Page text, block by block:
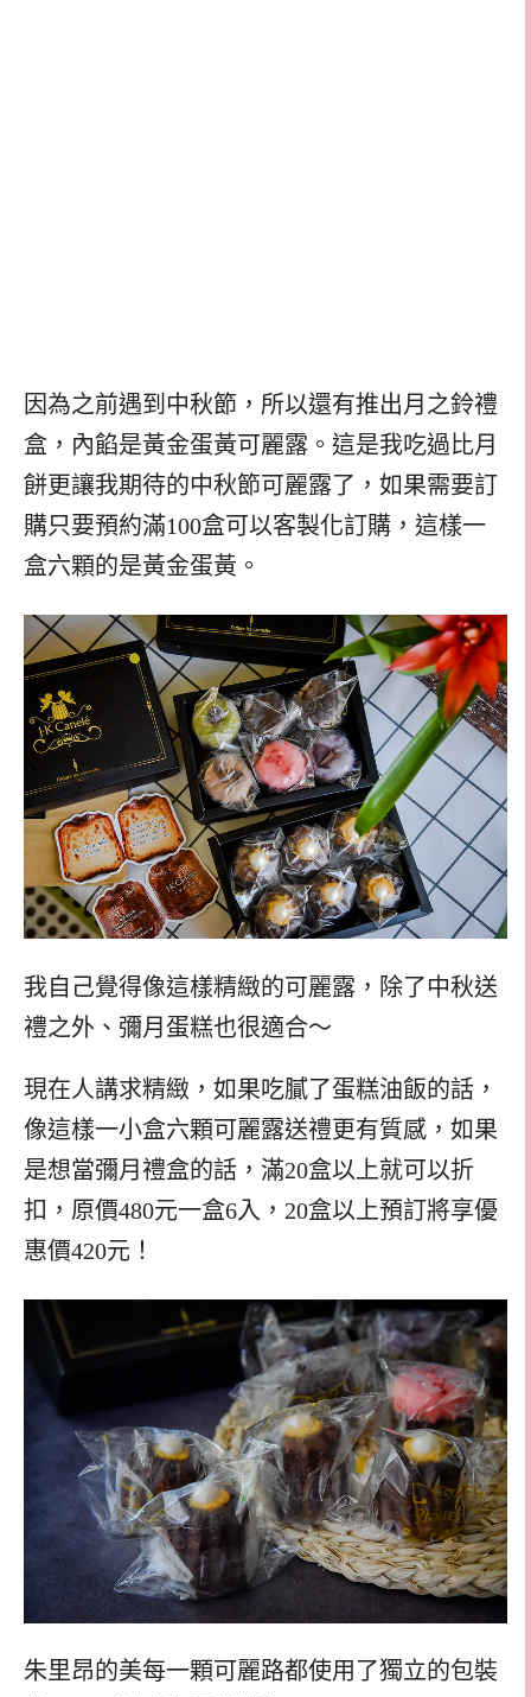
因為之前遇到中秋節，所以還有推出月之鈴禮
盒，內餡是黃金蛋黃可麗露。這是我吃過比月
餅更讓我期待的中秋節可麗露了，如果需要訂
購只要預約滿100盒可以客製化訂購，這樣一
盒六顆的是黃金蛋黃。
我自己覺得像這樣精緻的可麗露，除了中秋送
禮之外、彌月蛋糕也很適合～
現在人講求精緻，如果吃膩了蛋糕油飯的話，
像這樣一小盒六顆可麗露送禮更有質感，如果
是想當彌月禮盒的話，滿20盒以上就可以折
扣，原價480元一盒6入，20盒以上預訂將享優
惠價420元！
朱里昂的美每一顆可麗路都使用了獨立的包裝